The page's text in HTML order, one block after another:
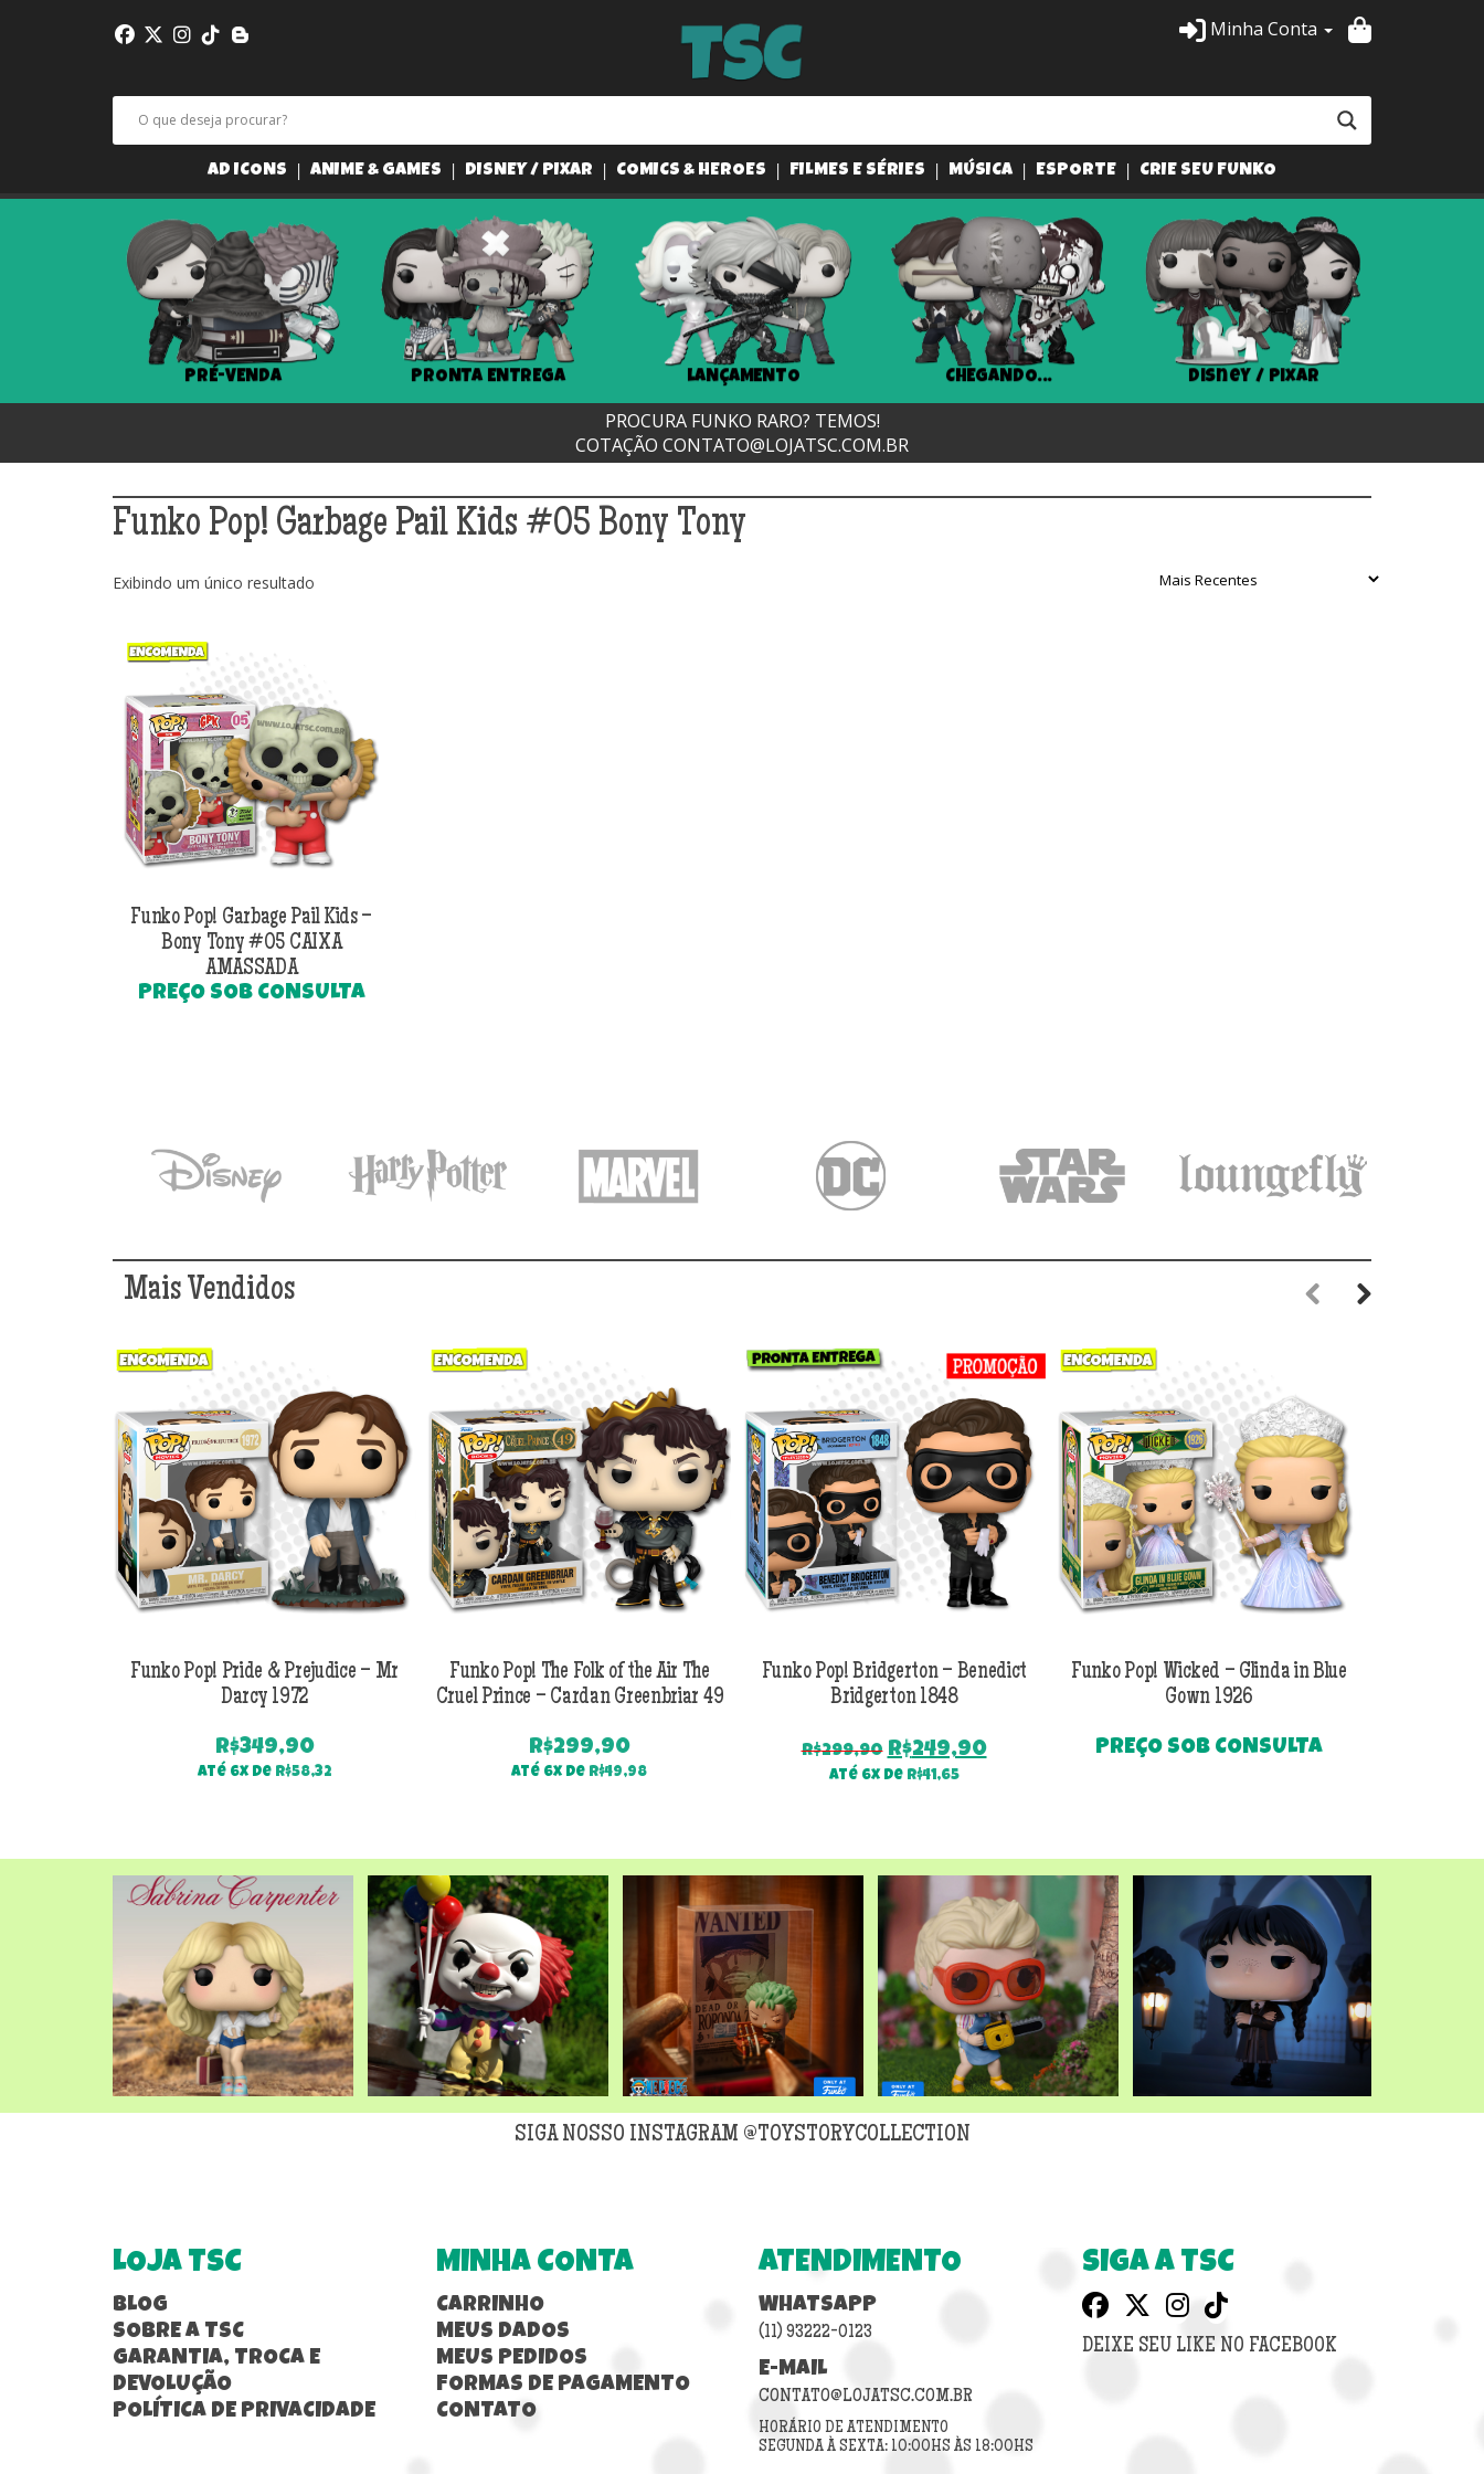
Minha Conta
AD ICONS ANIME & GAMES DISNEY / PIXAR COMICS & HEROES FILMES E SÉRIES MÚSICA ESPORTE CRIE SEU FUNKO
PRÉ-VENDA PRONTA ENTREGA LANÇAMENTO CHEGANDO... Disney / Pixar
PROCURA FUNKO RARO? TEMOS!
COTAÇÃO CONTATO@LOJATSC.COM.BR
Funko Pop! Garbage Pail Kids #05 Bony Tony
Exibindo um único resultado
Funko Pop! Garbage Pail Kids –
Bony Tony #05 CAIXA
AMASSADA
PREÇO SOB CONSULTA
Mais Vendidos
Funko Pop! Pride & Prejudice – Mr
Darcy 1972
R$349,90
Até 6x de R$58,32
Funko Pop! The Folk of the Air The
Cruel Prince – Cardan Greenbriar 49
R$299,90
Até 6x de R$49,98
Funko Pop! Bridgerton – Benedict
Bridgerton 1848
R$299,90 O
preço
R$249,90O
Até 6x de R$41,65
Funko Pop! Wicked – Glinda in Blue
Gown 1926
PREÇO SOB CONSULTA
SIGA NOSSO INSTAGRAM @TOYSTORYCOLLECTION
LOJA TSC
BLOG
SOBRE A TSC
GARANTIA, TROCA E
DEVOLUÇÃO
POLÍTICA DE PRIVACIDADE
MINHA CONTA
CARRINHO
MEUS DADOS
MEUS PEDIDOS
FORMAS DE PAGAMENTO
CONTATO
ATENDIMENTO
WHATSAPP
(11) 93222-0123
E-MAIL
CONTATO@LOJATSC.COM.BR
HORÁRIO DE ATENDIMENTO
SEGUNDA À SEXTA: 10:00HS ÀS 18:00HS
SIGA A TSC
DEIXE SEU LIKE NO FACEBOOK